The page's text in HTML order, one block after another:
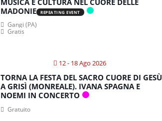
MUSICA E CULTURA NEL CUORE DELLE
MADONIE
REPEATING EVENT
Gangi (PA)
Gratis
12 - 18 Ago 2026
TORNA LA FESTA DEL SACRO CUORE DI GESÙ
A GRISÌ (MONREALE). IVANA SPAGNA E
NOEMI IN CONCERTO
Gratuito